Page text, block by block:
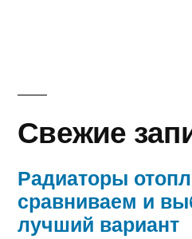
Свежие
Радиаторы
сравниваем и
лучший вариант